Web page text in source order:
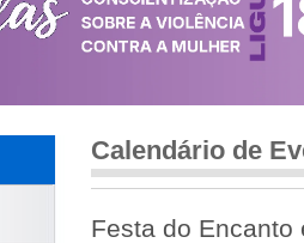
Calendário de
Festa do Encanto